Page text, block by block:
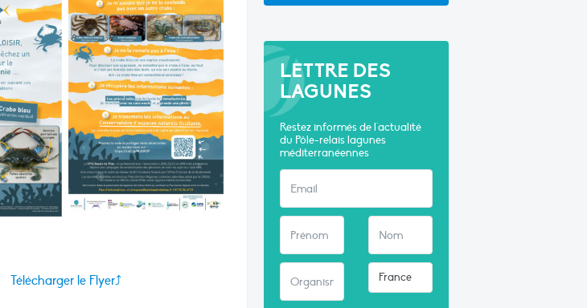
Télécharger le Flyer⤴️
LETTRE DES
LAGUNES
Restez informés de l'actualité
du Pôle-relais lagunes
méditerranéennes